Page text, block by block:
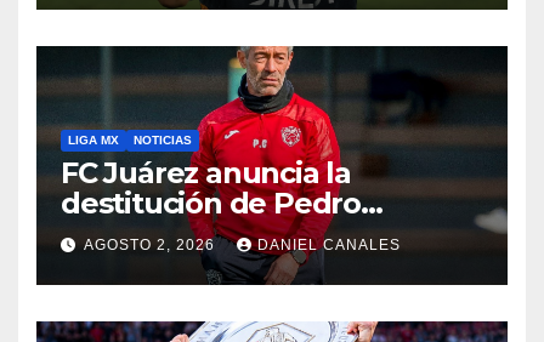
LIGA MX NOTICIAS
FC Juárez anuncia la
destitución de Pedro
Caixinha
AGOSTO 2, 2026 DANIEL CANALES